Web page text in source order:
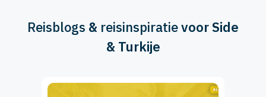
Reisblogs & reisinspiratievoor Side
& Turkije